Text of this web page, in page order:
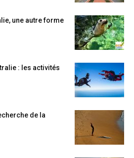
une autre forme
: les activités
de la